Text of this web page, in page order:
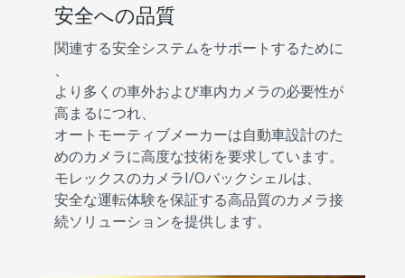
安全への品質
関連する安全システムをサポートするために
、
より多くの車外および車内カメラの必要性が
高まるにつれ、
オートモーティブメーカーは自動車設計のた
めのカメラに高度な技術を要求しています。
モレックスのカメラI/Oバックシェルは、
安全な運転体験を保証する高品質のカメラ接
続ソリューションを提供します。